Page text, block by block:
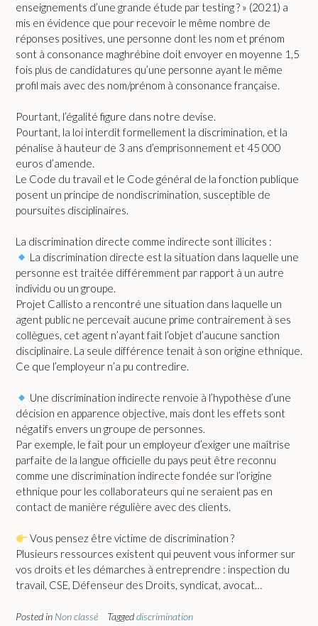
enseignements d’une grande étude par testing ? » (2021) a
mis en évidence que pour recevoir le même nombre de
réponses positives, une personne dont les nom et prénom
sont à consonance maghrébine doit envoyer en moyenne 1,5
fois plus de candidatures qu’une personne ayant le même
profil mais avec des nom/prénom à consonance française.
Pourtant, l’égalité figure dans notre devise.
Pourtant, la loi interdit formellement la discrimination, et la
pénalise à hauteur de 3 ans d’emprisonnement et 45 000
euros d’amende.
Le Code du travail et le Code général de la fonction publique
posent un principe de nondiscrimination, susceptible de
poursuites disciplinaires.
La discrimination directe comme indirecte sont illicites :
La discrimination directe est la situation dans laquelle une
personne est traitée différemment par rapport à un autre
individu ou un groupe.
Projet Callisto a rencontré une situation dans laquelle un
agent public ne percevait aucune prime contrairement à ses
collègues, cet agent n’ayant fait l’objet d’aucune sanction
disciplinaire. La seule différence tenait à son origine ethnique.
Ce que l’employeur n’a pu contredire.
Une discrimination indirecte renvoie à l’hypothèse d’une
décision en apparence objective, mais dont les effets sont
négatifs envers un groupe de personnes.
Par exemple, le fait pour un employeur d’exiger une maîtrise
parfaite de la langue officielle du pays peut être reconnu
comme une discrimination indirecte fondée sur l’origine
ethnique pour les collaborateurs qui ne seraient pas en
contact de manière régulière avec des clients.
Vous pensez être victime de discrimination ?
Plusieurs ressources existent qui peuvent vous informer sur
vos droits et les démarches à entreprendre : inspection du
travail, CSE, Défenseur des Droits, syndicat, avocat…
Posted in Non classé Taggeddiscrimination